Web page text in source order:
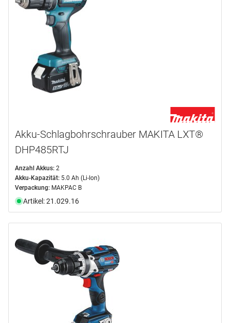
Akku-Schlagbohrschrauber MAKITA LXT®
DHP485RTJ
Anzahl Akkus: 2
Akku-Kapazität: 5.0 Ah (Li-Ion)
Verpackung: MAKPAC B
Artikel: 21.029.16